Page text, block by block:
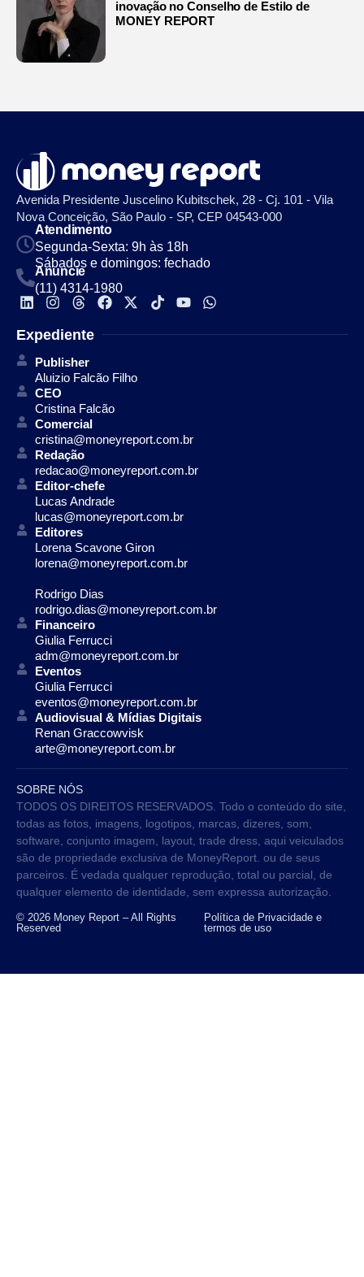
inovação no Conselho de Estilo de
MONEY REPORT
Avenida Presidente Juscelino Kubitschek, 28 - Cj. 101 - Vila
Nova Conceição, São Paulo - SP, CEP 04543-000
Atendimento
Segunda-Sexta: 9h às 18h
Sábados e domingos: fechado
Anuncie
(11) 4314-1980
Expediente
Publisher
Aluizio Falcão Filho
CEO
Cristina Falcão
Comercial
cristina@moneyreport.com.br
Redação
redacao@moneyreport.com.br
Editor-chefe
Lucas Andrade
lucas@moneyreport.com.br
Editores
Lorena Scavone Giron
lorena@moneyreport.com.br
Rodrigo Dias
rodrigo.dias@moneyreport.com.br
Financeiro
Giulia Ferrucci
adm@moneyreport.com.br
Eventos
Giulia Ferrucci
eventos@moneyreport.com.br
Audiovisual & Mídias Digitais
Renan Graccowvisk
arte@moneyreport.com.br
SOBRE NÓS
TODOS OS DIREITOS RESERVADOS. Todo o conteúdo do site,
todas as fotos, imagens, logotipos, marcas, dizeres, som,
software, conjunto imagem, layout, trade dress, aqui veiculados
são de propriedade exclusiva de MoneyReport. ou de seus
parceiros. É vedada qualquer reprodução, total ou parcial, de
qualquer elemento de identidade, sem expressa autorização.
© 2026 Money Report – All Rights
Reserved
Política de Privacidade e
termos de uso